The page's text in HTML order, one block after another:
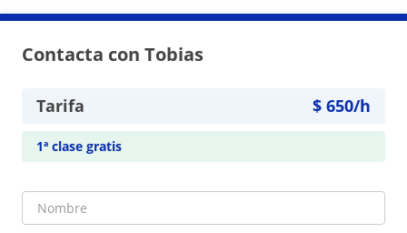
Contacta con Tobias
Tarifa $ 650/h
1ª clase gratis